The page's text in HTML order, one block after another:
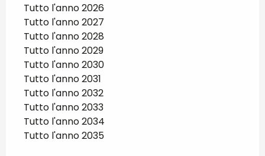
Tutto l'anno 2026
Tutto l'anno 2027
Tutto l'anno 2028
Tutto l'anno 2029
Tutto l'anno 2030
Tutto l'anno 2031
Tutto l'anno 2032
Tutto l'anno 2033
Tutto l'anno 2034
Tutto l'anno 2035